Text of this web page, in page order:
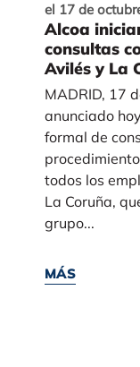
el 17 de
Alcoa
consultas
Avilés y La
MADRID, 17
anunciado
formal de
todos los
La Coruña,
grupo...
MÁS